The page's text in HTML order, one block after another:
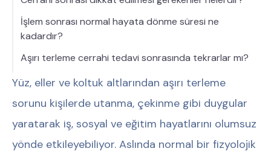
İşlem sonrası normal hayata dönme süresi ne
kadardır?
Aşırı terleme cerrahi tedavi sonrasında tekrarlar mı?
Yüz, eller ve koltuk altlarından aşırı terleme
sorunu kişilerde utanma, çekinme gibi duygular
yaratarak iş, sosyal ve eğitim hayatlarını olumsuz
yönde etkileyebiliyor. Aslında normal bir fizyolojik